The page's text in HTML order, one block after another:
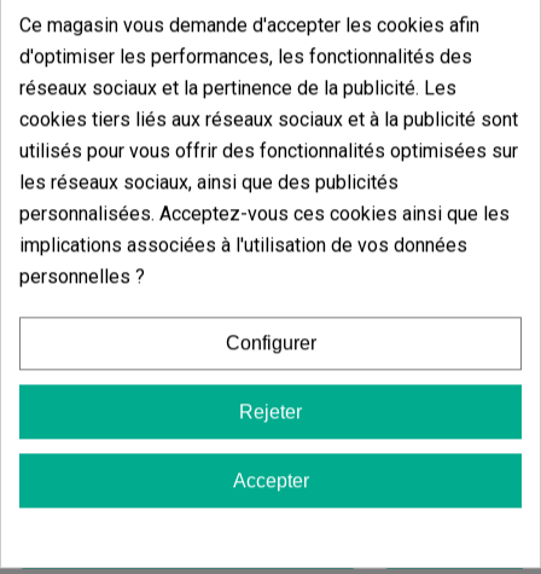
(6) (4)
Ce magasin vous demande d'accepter les cookies afin
d'optimiser les performances, les fonctionnalités des
réseaux sociaux et la pertinence de la publicité. Les
cookies tiers liés aux réseaux sociaux et à la publicité sont
utilisés pour vous offrir des fonctionnalités optimisées sur
les réseaux sociaux, ainsi que des publicités
personnalisées. Acceptez-vous ces cookies ainsi que les
implications associées à l'utilisation de vos données
personnelles ?
Configurer
Rejeter
Accepter